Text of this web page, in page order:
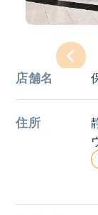
店舗名
住所